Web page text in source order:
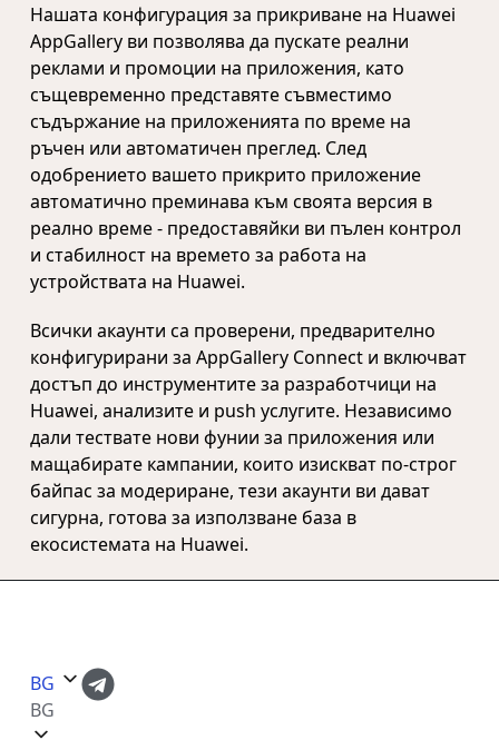
Нашата конфигурация за прикриване на Huawei
AppGallery ви позволява да пускате реални
реклами и промоции на приложения, като
същевременно представяте съвместимо
съдържание на приложенията по време на
ръчен или автоматичен преглед. След
одобрението вашето прикрито приложение
автоматично преминава към своята версия в
реално време - предоставяйки ви пълен контрол
и стабилност на времето за работа на
устройствата на Huawei.
Всички акаунти са проверени, предварително
конфигурирани за AppGallery Connect и включват
достъп до инструментите за разработчици на
Huawei, анализите и push услугите. Независимо
дали тествате нови фунии за приложения или
мащабирате кампании, които изискват по-строг
байпас за модериране, тези акаунти ви дават
сигурна, готова за използване база в
екосистемата на Huawei.
BG
BG